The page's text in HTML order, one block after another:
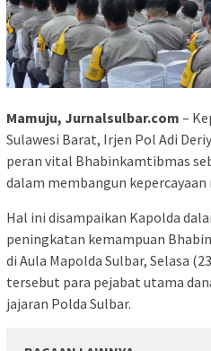
Mamuju, Jurnalsulbar.com –
Sulawesi Barat, Irjen Pol Adi
peran vital Bhabinkamtibmas
dalam membangun kepercayaan
Hal ini disampaikan Kapolda
peningkatan kemampuan
di Aula Mapolda Sulbar, Selasa
tersebut para pejabat utama
jajaran Polda Sulbar.